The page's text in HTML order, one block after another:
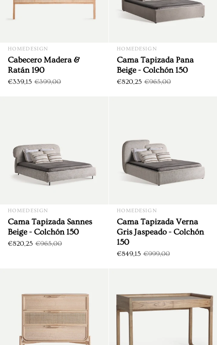
HOMEDESIGN
Cabecero Madera &
Ratán 190
€339,15 €399,00
HOMEDESIGN
Cama Tapizada Pana
Beige - Colchón 150
€820,25 €965,00
HOMEDESIGN
Cama Tapizada Sannes
Beige - Colchón 150
€820,25 €965,00
HOMEDESIGN
Cama Tapizada Verna
Gris Jaspeado - Colchón
150
€849,15 €999,00